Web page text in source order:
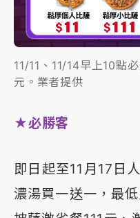
11/11、11/14早上10點
元。業者提供
★必勝客
即日起至11月17日
濃湯買一送一，最